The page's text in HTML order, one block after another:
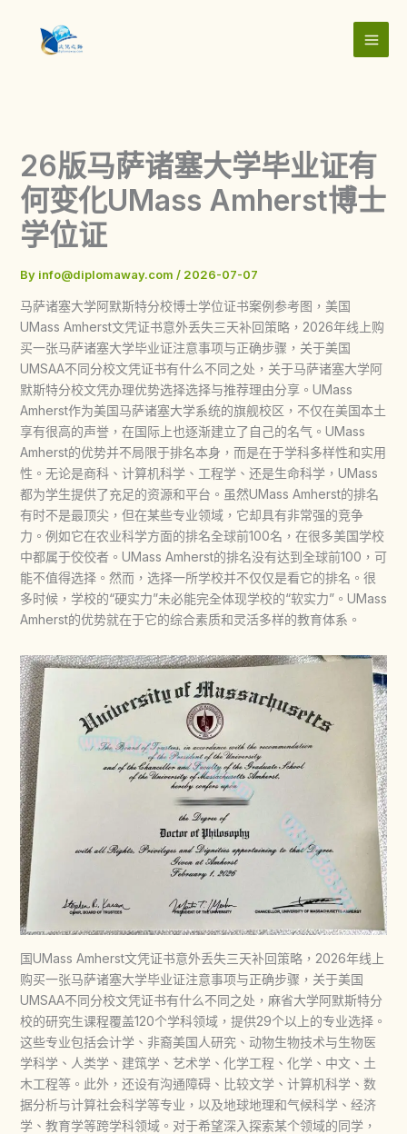
content
26版马萨诸塞大学毕业证有
何变化UMass Amherst博士
学位证
By info@diplomaway.com / 2026-07-07
马萨诸塞大学阿默斯特分校博士学位证书案例参考图，美国
UMass Amherst文凭证书意外丢失三天补回策略，2026年线上购
买一张马萨诸塞大学毕业证注意事项与正确步骤，关于美国
UMSAA不同分校文凭证书有什么不同之处，关于马萨诸塞大学阿
默斯特分校文凭办理优势选择选择与推荐理由分享。UMass
Amherst作为美国马萨诸塞大学系统的旗舰校区，不仅在美国本土
享有很高的声誉，在国际上也逐渐建立了自己的名气。UMass
Amherst的优势并不局限于排名本身，而是在于学科多样性和实用
性。无论是商科、计算机科学、工程学、还是生命科学，UMass
都为学生提供了充足的资源和平台。虽然UMass Amherst的排名
有时不是最顶尖，但在某些专业领域，它却具有非常强的竞争
力。例如它在农业科学方面的排名全球前100名，在很多美国学校
中都属于佼佼者。UMass Amherst的排名没有达到全球前100，可
能不值得选择。然而，选择一所学校并不仅仅是看它的排名。很
多时候，学校的“硬实力”未必能完全体现学校的“软实力”。UMass
Amherst的优势就在于它的综合素质和灵活多样的教育体系。
国UMass Amherst文凭证书意外丢失三天补回策略，2026年线上
购买一张马萨诸塞大学毕业证注意事项与正确步骤，关于美国
UMSAA不同分校文凭证书有什么不同之处，麻省大学阿默斯特分
校的研究生课程覆盖120个学科领域，提供29个以上的专业选择。
这些专业包括会计学、非裔美国人研究、动物生物技术与生物医
学科学、人类学、建筑学、艺术学、化学工程、化学、中文、土
木工程等。此外，还设有沟通障碍、比较文学、计算机科学、数
据分析与计算社会科学等专业，以及地球地理和气候科学、经济
学、教育学等跨学科领域。对于希望深入探索某个领域的同学，